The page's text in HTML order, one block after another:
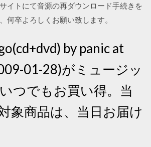
イトにて音源の再ダウンロード手続きを
何卒よろしくお願い致します。
by panic at
01-28)がミュージッ
つでもお買い得。当
象商品は、当日お届け